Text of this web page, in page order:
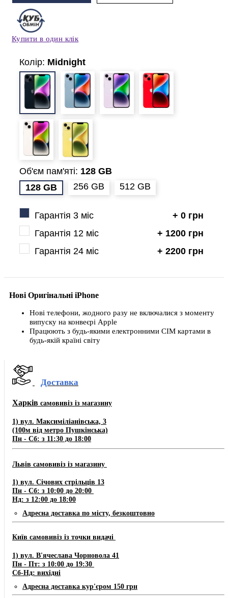
Купити в один клік
Колір: Midnight
Об'єм пам'яті: 128 GB
128 GB
256 GB 512 GB
Гарантія 3 міс
+ 0 грн
Гарантія 12 міс
+ 1200 грн
Гарантія 24 міс
+ 2200 грн
Нові Оригінальні iPhone
Нові телефони, жодного разу не включалися з моменту
випуску на конвеєрі Apple
Працюють з будь-якими електронними СІМ картами в
будь-якій країні світу
Доставка
Харків самовивіз із магазину
1) вул. Максиміліанівська, 3
(100м від метро Пушкінська)
Пн - Сб: з 11:30 до 18:00
Львів самовивіз із магазину
​1) ​​​вул. Січових стрільців 13
Пн - Сб: з 10:00 до 20:00
Нд: з 12:00 до 18:00
Адресна доставка по місту, безкоштовно
Київ самовивіз із точки видачі
1) вул. В'ячеслава Чорновола 41
Пн - Пт: з 10:00 до 19:30
Сб-Нд: вихідні
Адресна доставка кур'єром 150 грн